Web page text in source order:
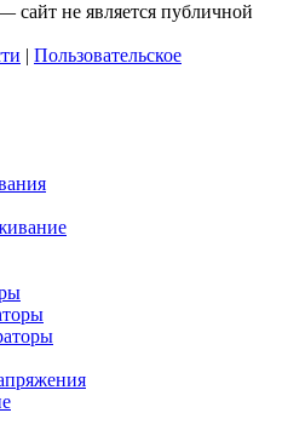
не является публичной
| Пользовательское